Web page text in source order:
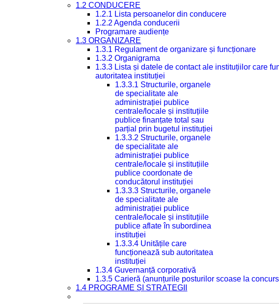
1.2 CONDUCERE
1.2.1 Lista persoanelor din conducere
1.2.2 Agenda conducerii
Programare audiențe
1.3 ORGANIZARE
1.3.1 Regulament de organizare și funcționare
1.3.2 Organigrama
1.3.3 Lista și datele de contact ale instituțiilor care
autoritatea instituției
1.3.3.1 Structurile, organele
de specialitate ale
administrației publice
centrale/locale și instituțiile
publice finanțate total sau
parțial prin bugetul instituției
1.3.3.2 Structurile, organele
de specialitate ale
administrației publice
centrale/locale și instituțiile
publice coordonate de
conducătorul instituției
1.3.3.3 Structurile, organele
de specialitate ale
administrației publice
centrale/locale și instituțiile
publice aflate în subordinea
instituției
1.3.3.4 Unitățile care
funcționează sub autoritatea
instituției
1.3.4 Guvernanță corporativă
1.3.5 Carieră (anunțurile posturilor scoase la
1.4 PROGRAME ȘI STRATEGII